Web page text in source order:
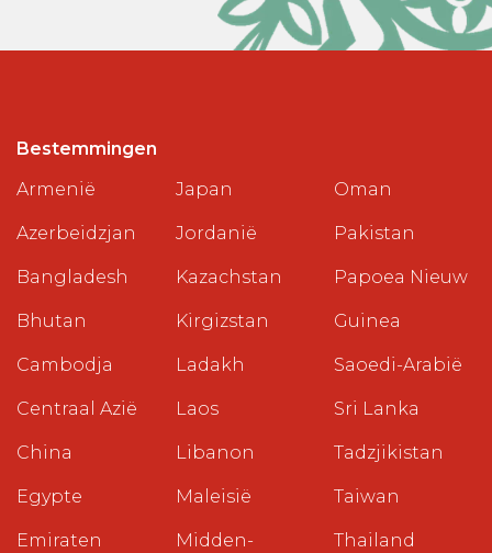
Bestemmingen
Armenië
Azerbeidzjan
Bangladesh
Bhutan
Cambodja
Centraal Azië
China
Egypte
Emiraten
Japan
Jordanië
Kazachstan
Kirgizstan
Ladakh
Laos
Libanon
Maleisië
Midden-
Oman
Pakistan
Papoea Nieuw
Guinea
Saoedi-Arabië
Sri Lanka
Tadzjikistan
Taiwan
Thailand